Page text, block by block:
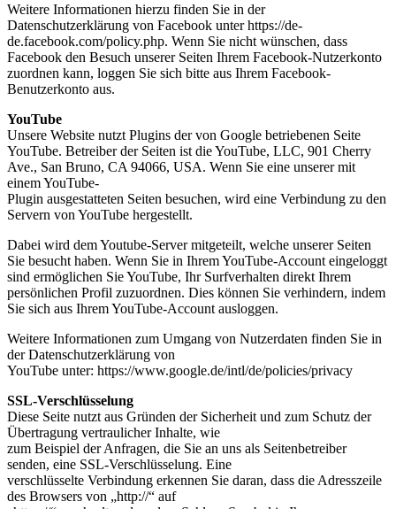
Weitere Informationen hierzu finden Sie in der
Datenschutzerklärung von Facebook unter https://de-
de.facebook.com/policy.php. Wenn Sie nicht wünschen, dass
Facebook den Besuch unserer Seiten Ihrem Facebook-Nutzerkonto
zuordnen kann, loggen Sie sich bitte aus Ihrem Facebook-
Benutzerkonto aus.
YouTube
Unsere Website nutzt Plugins der von Google betriebenen Seite
YouTube. Betreiber der Seiten ist die YouTube, LLC, 901 Cherry
Ave., San Bruno, CA 94066, USA. Wenn Sie eine unserer mit
einem YouTube-
Plugin ausgestatteten Seiten besuchen, wird eine Verbindung zu den
Servern von YouTube hergestellt.
Dabei wird dem Youtube-Server mitgeteilt, welche unserer Seiten
Sie besucht haben. Wenn Sie in Ihrem YouTube-Account eingeloggt
sind ermöglichen Sie YouTube, Ihr Surfverhalten direkt Ihrem
persönlichen Profil zuzuordnen. Dies können Sie verhindern, indem
Sie sich aus Ihrem YouTube-Account ausloggen.
Weitere Informationen zum Umgang von Nutzerdaten finden Sie in
der Datenschutzerklärung von
YouTube unter: https://www.google.de/intl/de/policies/privacy
SSL-Verschlüsselung
Diese Seite nutzt aus Gründen der Sicherheit und zum Schutz der
Übertragung vertraulicher Inhalte, wie
zum Beispiel der Anfragen, die Sie an uns als Seitenbetreiber
senden, eine SSL-Verschlüsselung. Eine
verschlüsselte Verbindung erkennen Sie daran, dass die Adresszeile
des Browsers von „http://“ auf